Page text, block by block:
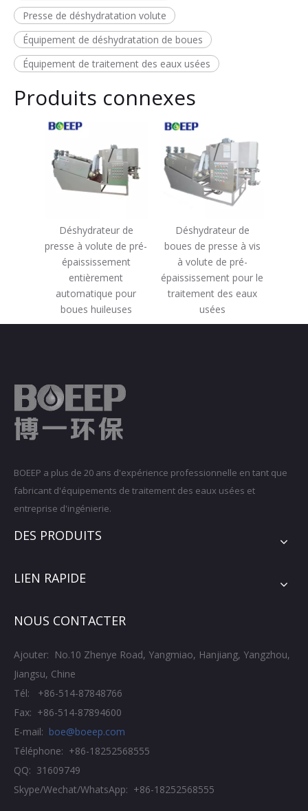
Presse de déshydratation volute
Équipement de déshydratation de boues
Équipement de traitement des eaux usées
Produits connexes
Déshydrateur de
presse à volute de pré-
épaississement
entièrement
automatique pour
boues huileuses
Déshydrateur de
boues de presse à vis
à volute de pré-
épaississement pour le
traitement des eaux
usées
BOEEP a plus de 20 ans d'expérience professionnelle en tant que
fabricant d'équipements de traitement des eaux usées et
entreprise d'ingénierie.
DES PRODUITS
LIEN RAPIDE
NOUS CONTACTER
Ajouter: No.10 Zhenye Road, Yangmiao, Hanjiang, Yangzhou,
Jiangsu, Chine
Tél: +86-514-87848766
Fax: +86-514-87894600
E-mail: boe@boeep.com
Téléphone: +86-18252568555
QQ: 31609749
Skype/Wechat/WhatsApp: +86-18252568555